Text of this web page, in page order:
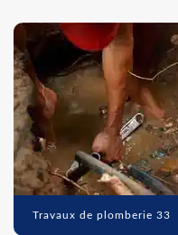
Travaux de plomberie 33